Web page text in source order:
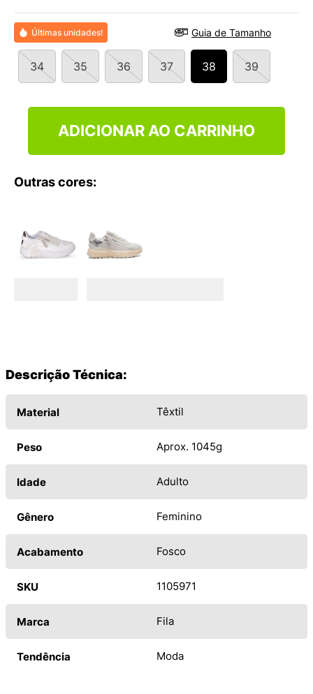
Últimas unidades! Guia de Tamanho
34 35 36 37 38 39
ADICIONAR AO CARRINHO
Outras cores:
Descrição Técnica:
Material Têxtil
Peso Aprox. 1045g
Idade Adulto
Gênero Feminino
Acabamento Fosco
SKU 1105971
Marca Fila
Tendência Moda
10º NEW 530